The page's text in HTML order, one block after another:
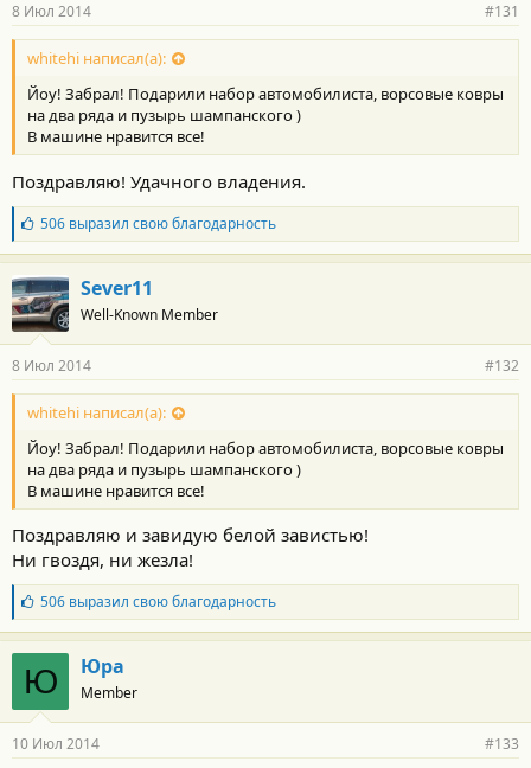
8 Июл 2014 #131
whitehi написал(а):
Йоу! Забрал! Подарили набор автомобилиста, ворсовые ковры
на два ряда и пузырь шампанского )
В машине нравится все!
Поздравляю! Удачного владения.
Б
л
а
г
о
д
а
н
о
с
и
:
506выразил свою благодарность
Sever11
Well-Known Member
8 Июл 2014 #132
whitehi написал(а):
Йоу! Забрал! Подарили набор автомобилиста, ворсовые ковры
на два ряда и пузырь шампанского )
В машине нравится все!
Поздравляю и завидую белой завистью!
Ни гвоздя, ни жезла!
Б
л
а
г
о
д
а
н
506выразил свою благодарность
Ю Юра
Member
10 Июл 2014 #133